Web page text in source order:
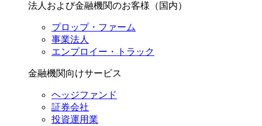
法人および金融機関のお客様（国内）
プロップ・ファーム
事業法人
エンプロイー・トラック
金融機関向けサービス
ヘッジファンド
証券会社
投資運用業